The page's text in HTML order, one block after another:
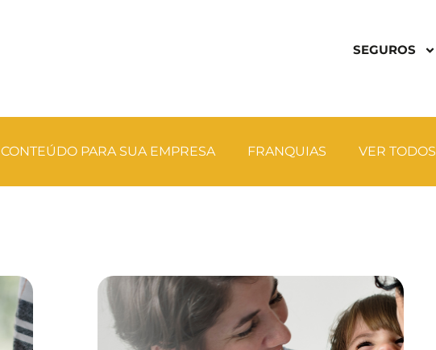
SEGUROS
CONTEÚDO PARA SUA EMPRESA FRANQUIAS VER TODOS